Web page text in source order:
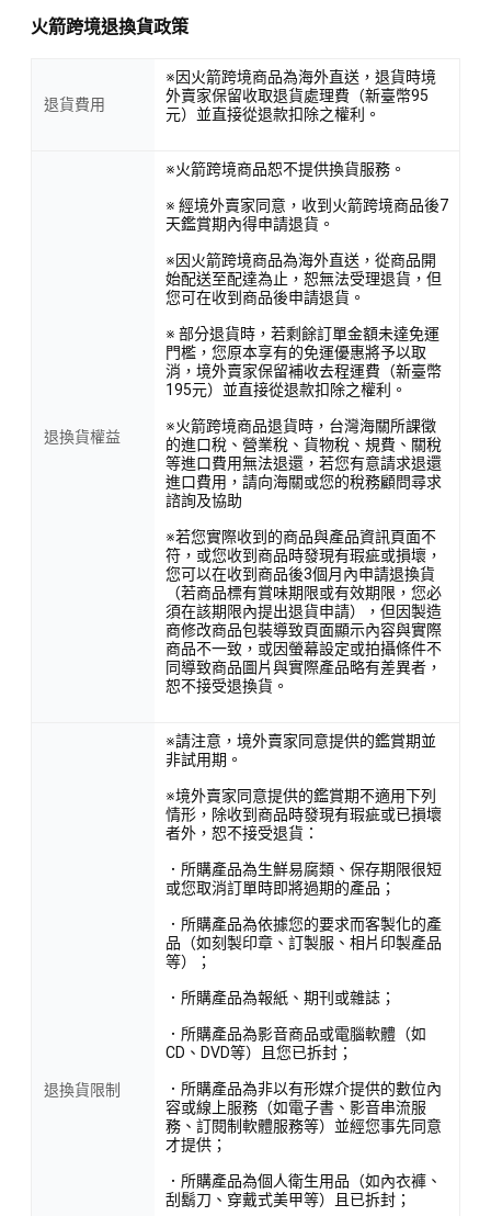
火箭跨境退換貨政策
退貨費用
※因火箭跨境商品為海外直送，退貨時境
外賣家保留收取退貨處理費（新臺幣95
元）並直接從退款扣除之權利。
退換貨權益
※火箭跨境商品恕不提供換貨服務。
※ 經境外賣家同意，收到火箭跨境商品後7
天鑑賞期內得申請退貨。
※因火箭跨境商品為海外直送，從商品開
始配送至配達為止，恕無法受理退貨，但
您可在收到商品後申請退貨。
※ 部分退貨時，若剩餘訂單金額未達免運
門檻，您原本享有的免運優惠將予以取
消，境外賣家保留補收去程運費（新臺幣
195元）並直接從退款扣除之權利。
※火箭跨境商品退貨時，台灣海關所課徵
的進口稅、營業稅、貨物稅、規費、關稅
等進口費用無法退還，若您有意請求退還
進口費用，請向海關或您的稅務顧問尋求
諮詢及協助
※若您實際收到的商品與產品資訊頁面不
符，或您收到商品時發現有瑕疵或損壞，
您可以在收到商品後3個月內申請退換貨
（若商品標有賞味期限或有效期限，您必
須在該期限內提出退貨申請），但因製造
商修改商品包裝導致頁面顯示內容與實際
商品不一致，或因螢幕設定或拍攝條件不
同導致商品圖片與實際產品略有差異者，
恕不接受退換貨。
退換貨限制
※請注意，境外賣家同意提供的鑑賞期並
非試用期。
※境外賣家同意提供的鑑賞期不適用下列
情形，除收到商品時發現有瑕疵或已損壞
者外，恕不接受退貨：
．所購產品為生鮮易腐類、保存期限很短
或您取消訂單時即將過期的產品；
．所購產品為依據您的要求而客製化的產
品（如刻製印章、訂製服、相片印製產品
等）；
．所購產品為報紙、期刊或雜誌；
．所購產品為影音商品或電腦軟體（如
CD、DVD等）且您已拆封；
．所購產品為非以有形媒介提供的數位內
容或線上服務（如電子書、影音串流服
務、訂閱制軟體服務等）並經您事先同意
才提供；
．所購產品為個人衛生用品（如內衣褲、
刮鬍刀、穿戴式美甲等）且已拆封；